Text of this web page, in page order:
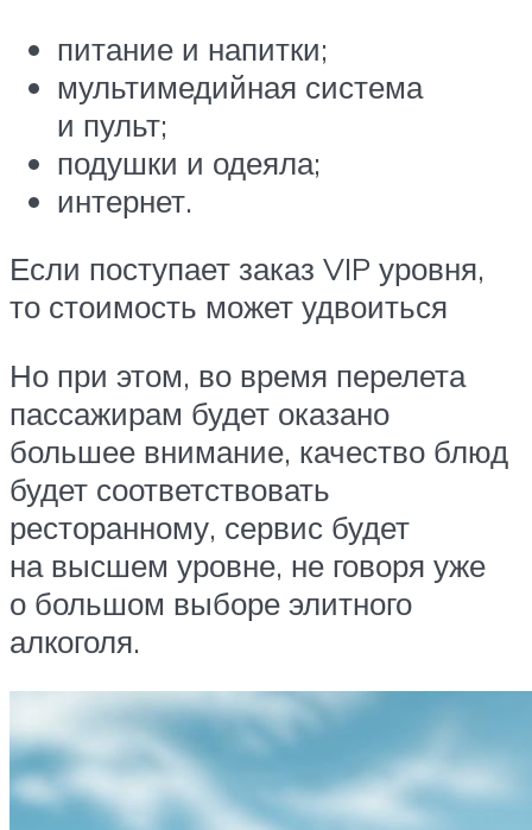
питание и напитки;
мультимедийная система
и пульт;
подушки и одеяла;
интернет.
Если поступает заказ VIP уровня,
то стоимость может удвоиться
Но при этом, во время перелета
пассажирам будет оказано
большее внимание, качество блюд
будет соответствовать
ресторанному, сервис будет
на высшем уровне, не говоря уже
о большом выборе элитного
алкоголя.